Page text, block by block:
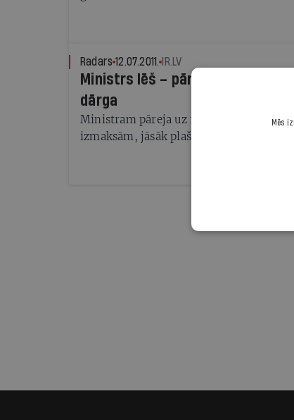
Radars 12.07.2011. IR.LV
Ministrs lēš – pāreja uz 11 klašu
dārga
Ministram pāreja uz 11 klašu vidējo
izmaksām, jāsāk plaša diskusija.
Mēs